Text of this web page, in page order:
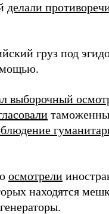
делали
груз под
выборочный
осмотрели
находятся